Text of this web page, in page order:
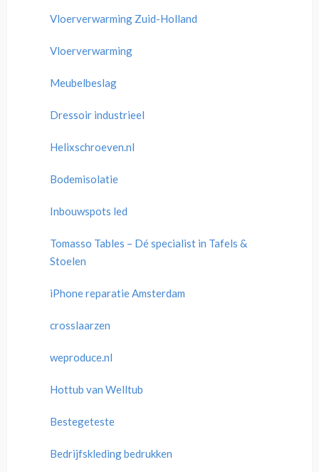
Vloerverwarming Zuid-Holland
Vloerverwarming
Meubelbeslag
Dressoir industrieel
Helixschroeven.nl
Bodemisolatie
Inbouwspots led
Tomasso Tables – Dé specialist in Tafels &
Stoelen
iPhone reparatie Amsterdam
crosslaarzen
weproduce.nl
Hottub van Welltub
Bestegeteste
Bedrijfskleding bedrukken